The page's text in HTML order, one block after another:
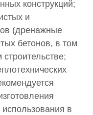
конструкций;
и
(дренажные
бетонов, в том
в